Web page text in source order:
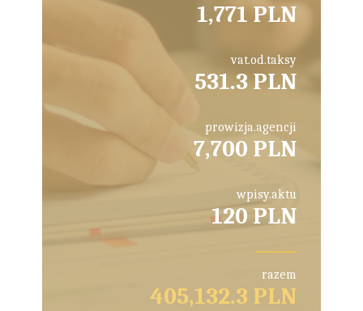
1,771 PLN
vat.od.taksy
531.3 PLN
prowizja.agencji
7,700 PLN
wpisy.aktu
120 PLN
razem
405,132.3 PLN